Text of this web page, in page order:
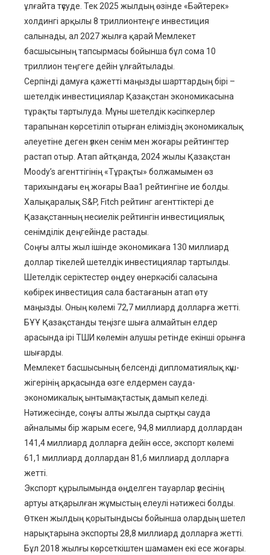
ұлғайта түсуде. Тек 2025 жылдың өзінде «Бәйтерек»
холдингі арқылы 8 триллионтеңге инвестиция
салынады, ал 2027 жылға қарай Мемлекет
басшысының тапсырмасы бойынша бұл сома 10
триллион теңгеге дейін ұлғайтылады.
Серпінді дамуға қажетті маңызды шарттардың бірі –
шетелдік инвестициялар Қазақстан экономикасына
тұрақты тартылуда. Мұны шетелдік кәсіпкерлер
тарапынан көрсетіліп отырған еліміздің экономикалық
әлеуетіне деген үлкен сенім мен жоғары рейтингтер
растап отыр. Атап айтқанда, 2024 жылы Қазақстан
Moody’s агенттігінің «Тұрақты» болжамымен өз
тарихындағы ең жоғары Baa1 рейтингіне ие болды.
Халықаралық S&P, Fitch рейтинг агенттіктері де
Қазақстанның несиелік рейтингін инвестициялық
сенімділік деңгейінде растады.
Соңғы алты жыл ішінде экономикаға 130 миллиард
доллар тікелей шетелдік инвестициялар тартылды.
Шетелдік серіктестер өңдеу өнеркәсібі саласына
көбірек инвестиция сала бастағанын атап өту
маңызды. Оның көлемі 72,7 миллиард долларға жетті.
БҰҰ Қазақстанды теңізге шыға алмайтын елдер
арасында ірі ТШИ көлемін алушы ретінде екінші орынға
шығарды.
Мемлекет басшысының белсенді дипломатиялық күш-
жігерінің арқасында өзге елдермен сауда-
экономикалық ынтымақтастық дамып келеді.
Нәтижесінде, соңғы алты жылда сыртқы сауда
айналымы бір жарым есеге, 94,8 миллиард доллардан
141,4 миллиард долларға дейін өссе, экспорт көлемі
61,1 миллиард доллардан 81,6 миллиард долларға
жетті.
Экспорт құрылымында өңделген тауарлар үлесінің
артуы атқарылған жұмыстың елеулі нәтижесі болды.
Өткен жылдың қорытындысы бойынша олардың шетел
нарықтарына экспорты 28,8 миллиард долларға жетті.
Бұл 2018 жылғы көрсеткіштен шамамен екі есе жоғары.